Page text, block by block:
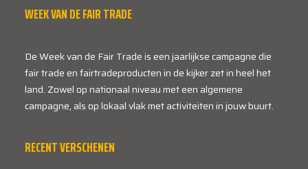
WEEK VAN DE FAIR TRADE
De Week van de Fair Trade is een jaarlijkse campagne die
fair trade en fairtradeproducten in de kijker zet in heel het
land. Zowel op nationaal niveau met een algemene
campagne, als op lokaal vlak met activiteiten in jouw buurt.
RECENT VERSCHENEN